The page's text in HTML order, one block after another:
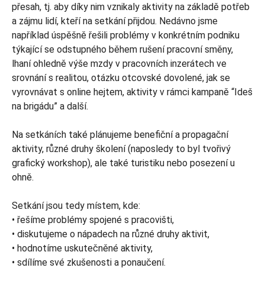
přesah, tj. aby díky nim vznikaly aktivity na základě potřeb
a zájmu lidí, kteří na setkání přijdou. Nedávno jsme
například úspěšně řešili problémy v konkrétním podniku
týkající se odstupného během rušení pracovní směny,
lhaní ohledně výše mzdy v pracovních inzerátech ve
srovnání s realitou, otázku otcovské dovolené, jak se
vyrovnávat s online hejtem, aktivity v rámci kampaně “Ideš
na brigádu” a další.
Na setkáních také plánujeme benefiční a propagační
aktivity, různé druhy školení (naposledy to byl tvořivý
grafický workshop), ale také turistiku nebo posezení u
ohně.
Setkání jsou tedy místem, kde:
• řešíme problémy spojené s pracovišti,
• diskutujeme o nápadech na různé druhy aktivit,
• hodnotíme uskutečněné aktivity,
• sdílíme své zkušenosti a ponaučení.